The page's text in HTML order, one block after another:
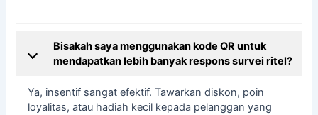
Bisakah saya menggunakan kode QR untuk
mendapatkan lebih banyak respons survei ritel?
Ya, insentif sangat efektif. Tawarkan diskon, poin
loyalitas, atau hadiah kecil kepada pelanggan yang